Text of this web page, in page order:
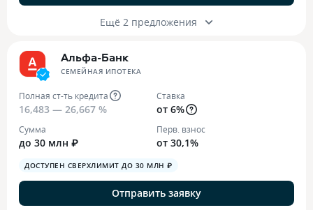
Ещё 2 предложения
Альфа-Банк
СЕМЕЙНАЯ ИПОТЕКА
Полная ст-ть кредита
16,483 — 26,667 %
Ставка
от 6%
Сумма
до 30 млн ₽
Перв. взнос
от 30,1%
ДОСТУПЕН СВЕРХЛИМИТ ДО 30 МЛН ₽
Отправить заявку